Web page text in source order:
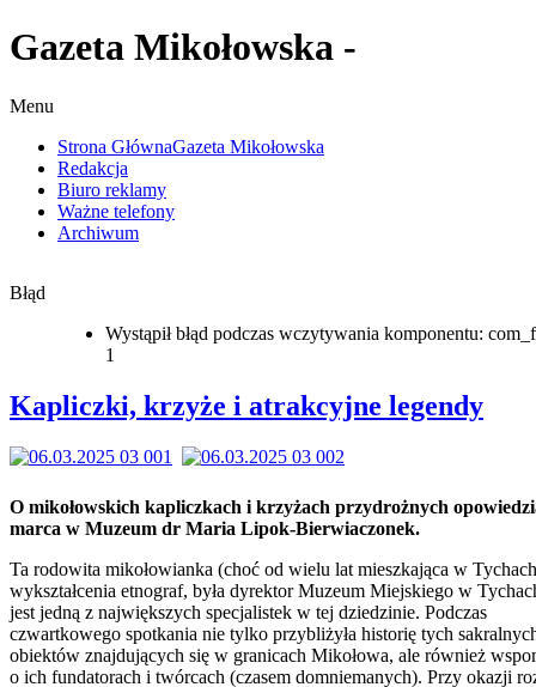
Gazeta Mikołowska -
Menu
Strona GłównaGazeta Mikołowska
Redakcja
Biuro reklamy
Ważne telefony
Archiwum
Błąd
Wystąpił błąd podczas wczytywania komponentu:
1
Kapliczki, krzyże i atrakcyjne legendy
O mikołowskich kapliczkach i krzyżach przydrożnych
marca w Muzeum dr Maria Lipok-Bierwiaczonek.
Ta rodowita mikołowianka (choć od wielu lat mieszkająca w
wykształcenia etnograf, była dyrektor Muzeum Miejskiego w
jest jedną z największych specjalistek w tej dziedzinie. Podczas
czwartkowego spotkania nie tylko przybliżyła historię tych
obiektów znajdujących się w granicach Mikołowa, ale również
o ich fundatorach i twórcach (czasem domniemanych). Przy okazji